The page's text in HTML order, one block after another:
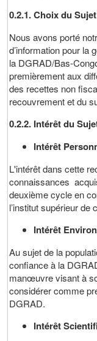
0.2.1. Choix du Sujet
Nous avons porté
d’information pour la
la DGRAD/Bas-
premièrement aux
des recettes non
recouvrement et du
0.2.2. Intérêt du
Intérêt
L'intérêt dans cette
connaissances
deuxième cycle en
l’institut supérieur de
Intérêt
Au sujet de la
confiance à la
manœuvre visant à
considérer comme
DGRAD.
Intérêt